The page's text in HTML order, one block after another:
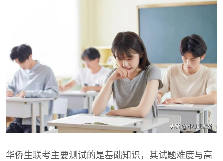
华侨生联考主要测试的是基础知识，其试题难度与高